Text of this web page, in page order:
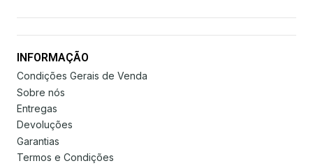
INFORMAÇÃO
Condições Gerais de Venda
Sobre nós
Entregas
Devoluções
Garantias
Termos e Condições